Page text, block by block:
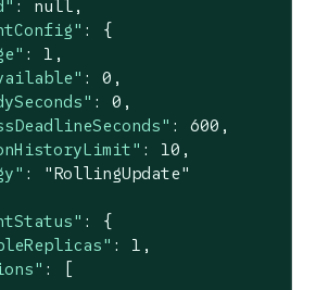
: null,
: {
: 1 ,
: 0 ,
: 0 ,
: 600 ,
: 10 ,
:
"RollingUpdate"
: {
: 1 ,
: [